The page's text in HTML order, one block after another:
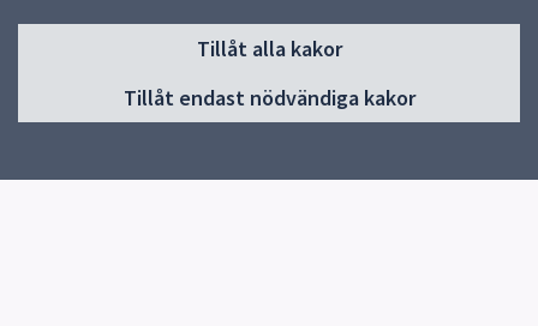
Tillåt alla kakor
Tillåt endast nödvändiga kakor